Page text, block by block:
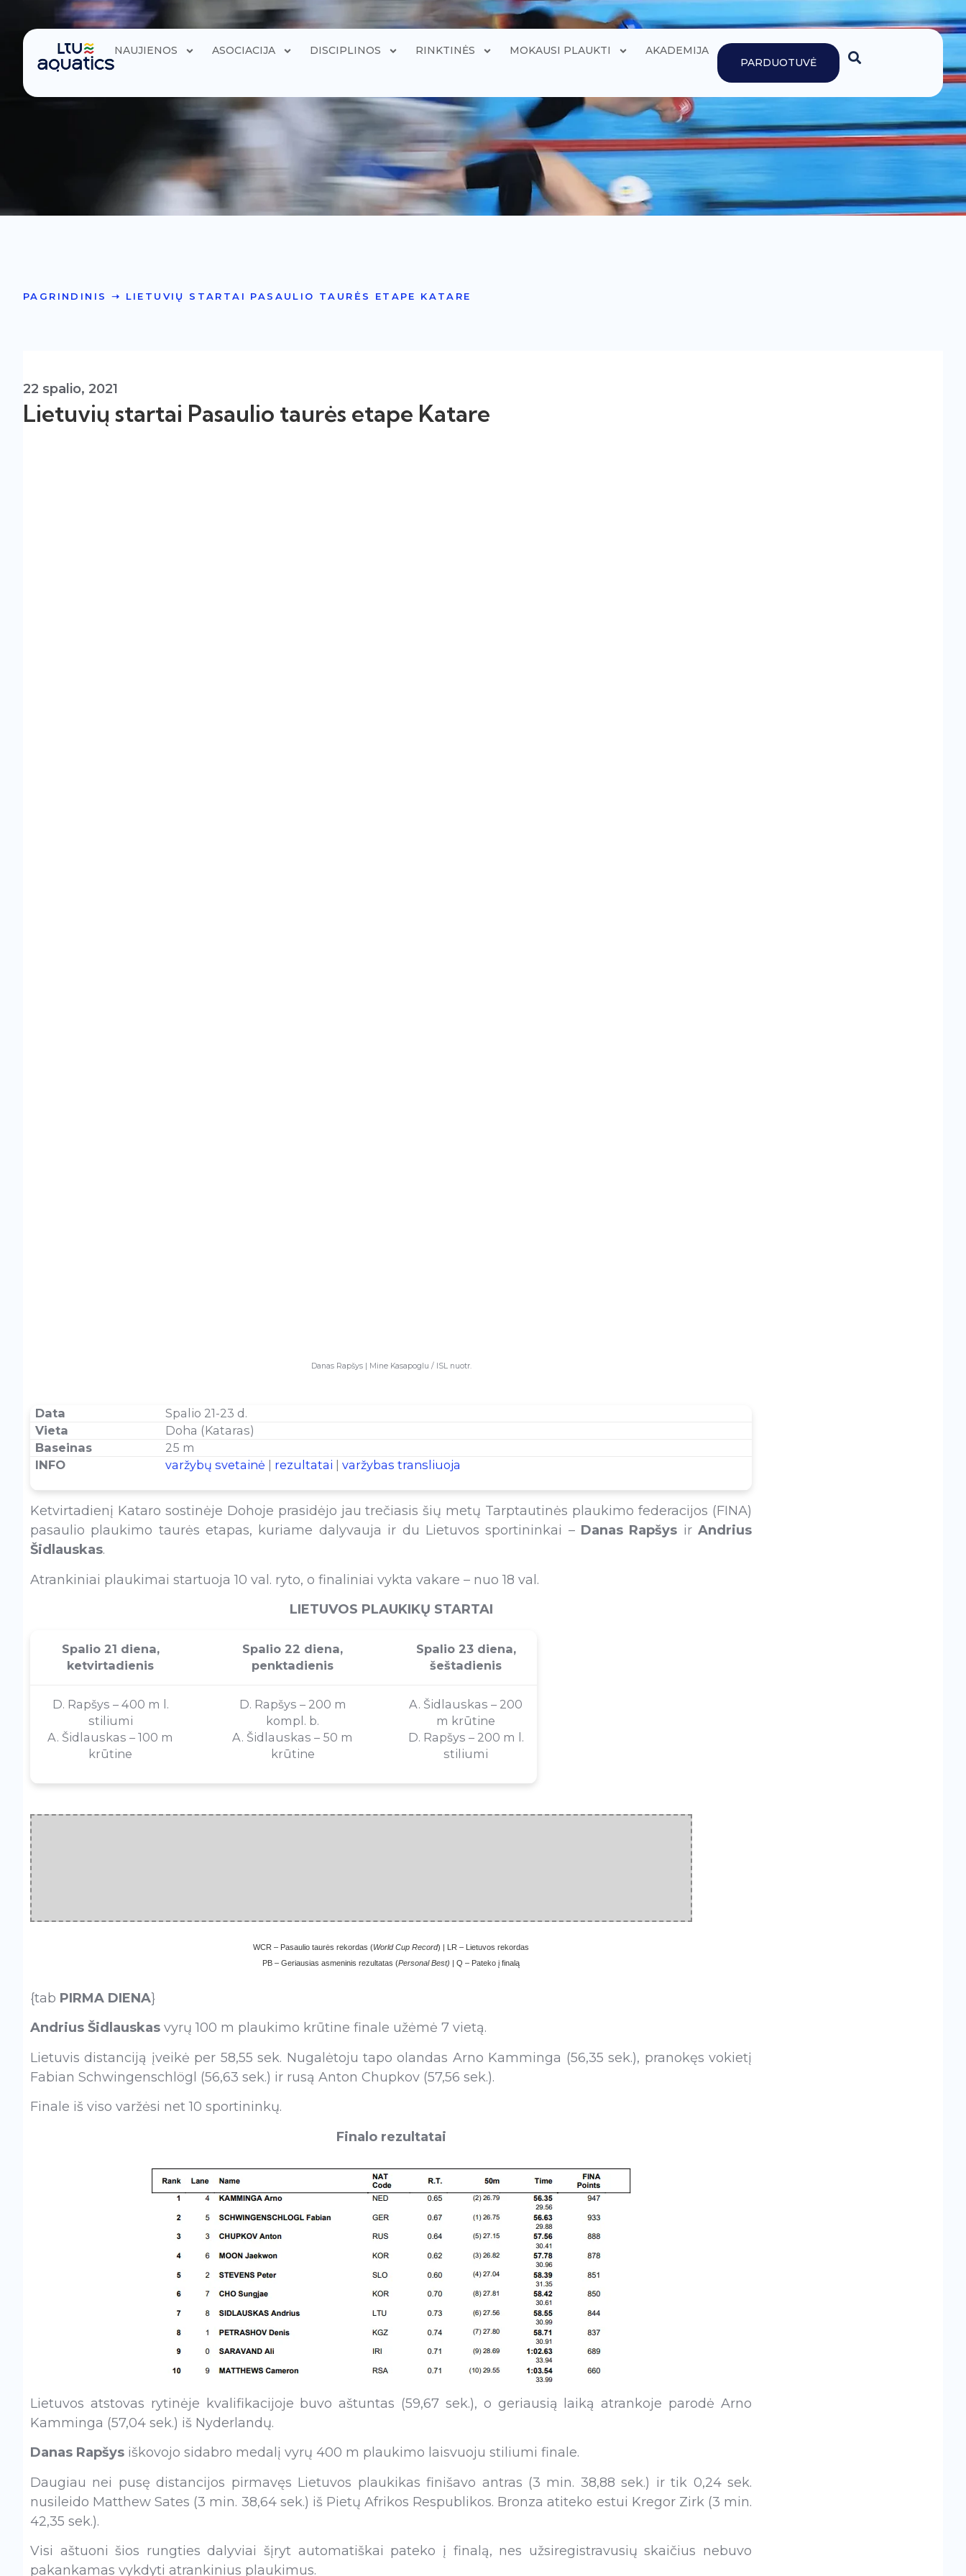
NAUJIENOS ASOCIACIJA DISCIPLINOS RINKTINĖS MOKAUSI PLAUKTI
AKADEMIJA
PARDUOTUVĖ
PAGRINDINIS ➝ LIETUVIŲ STARTAI PASAULIO TAURĖS ETAPE KATARE
22 spalio, 2021
Lietuvių startai Pasaulio taurės etape Katare
Danas Rapšys | Mine Kasapoglu / ISL nuotr.
Data
Spalio 21-23 d.
Vieta
Doha (Kataras)
Baseinas
25 m
INFO
varžybų svetainė rezultatai |varžybas transliuoja
Ketvirtadienį Kataro sostinėje Dohoje prasidėjo jau trečiasis šių metų Tarptautinės plaukimo federacijos (FINA)
pasaulio plaukimo taurės etapas, kuriame dalyvauja ir du Lietuvos sportininkai – Danas Rapšys irAndrius
Šidlauskas.
Atrankiniai plaukimai startuoja 10 val. ryto, o finaliniai vykta vakare – nuo 18 val.
LIETUVOS PLAUKIKŲ STARTAI
Spalio 21 diena,
ketvirtadienis
Spalio 22 diena,
penktadienis
Spalio 23 diena,
šeštadienis
D. Rapšys – 400 m l.
stiliumi
A. Šidlauskas – 100 m
krūtine
D. Rapšys – 200 m
kompl. b.
A. Šidlauskas – 50 m
krūtine
A. Šidlauskas – 200
m krūtine
D. Rapšys – 200 m l.
stiliumi
WCR – Pasaulio taurės rekordas (World Cup Record) | LR – Lietuvos rekordas
PB – Geriausias asmeninis rezultatas (Personal Best) | Q – Pateko į finalą
{tab PIRMA DIENA}
Andrius Šidlauskas vyrų 100 m plaukimo krūtine finale užėmė 7 vietą.
Lietuvis distanciją įveikė per 58,55 sek. Nugalėtoju tapo olandas Arno Kamminga (56,35 sek.), pranokęs vokietį
Fabian Schwingenschlögl (56,63 sek.) ir rusą Anton Chupkov (57,56 sek.).
Finale iš viso varžėsi net 10 sportininkų.
Finalo rezultatai
Lietuvos atstovas rytinėje kvalifikacijoje buvo aštuntas (59,67 sek.), o geriausią laiką atrankoje parodė Arno
Kamminga (57,04 sek.) iš Nyderlandų.
Danas Rapšys iškovojo sidabro medalį vyrų 400 m plaukimo laisvuoju stiliumi finale.
Daugiau nei pusę distancijos pirmavęs Lietuvos plaukikas finišavo antras (3 min. 38,88 sek.) ir tik 0,24 sek.
nusileido Matthew Sates (3 min. 38,64 sek.) iš Pietų Afrikos Respublikos. Bronza atiteko estui Kregor Zirk (3 min.
42,35 sek.).
Visi aštuoni šios rungties dalyviai šįryt automatiškai pateko į finalą, nes užsiregistravusių skaičius nebuvo
pakankamas vykdyti atrankinius plaukimus.